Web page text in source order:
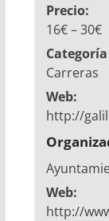
Precio:
16€ – 30€
Carreras
Web:
http://
Web:
http://